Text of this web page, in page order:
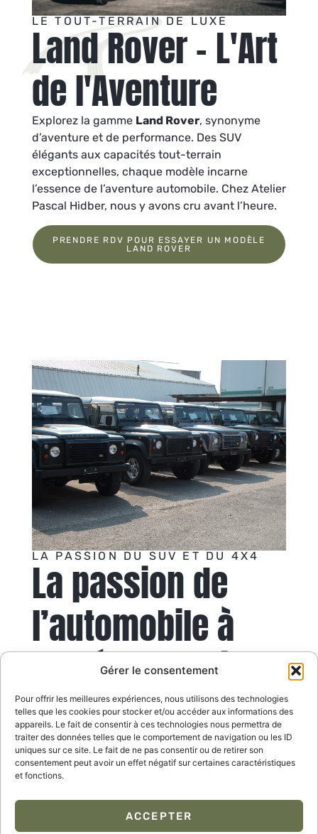
Gérer le consentement
Pour offrir les meilleures expériences, nous utilisons des technologies
telles que les cookies pour stocker et/ou accéder aux informations des
appareils. Le fait de consentir à ces technologies nous permettra de
traiter des données telles que le comportement de navigation ou les ID
uniques sur ce site. Le fait de ne pas consentir ou de retirer son
consentement peut avoir un effet négatif sur certaines caractéristiques
et fonctions.
ACCEPTER
LE TOUT-TERRAIN DE LUXE
Land Rover - L'Art
de l'Aventure
Explorez la gamme Land Rover, synonyme
d’aventure et de performance. Des SUV
élégants aux capacités tout-terrain
exceptionnelles, chaque modèle incarne
l’essence de l’aventure automobile. Chez Atelier
Pascal Hidber, nous y avons cru avant l’heure.
PRENDRE RDV POUR ESSAYER UN MODÈLE
LAND ROVER
LA PASSION DU SUV ET DU 4X4
La passion de
l’automobile à
portée de mains
Notre équipe passionnée est là pour vous
guider dans le choix du véhicule qui
correspond à vos besoins et à votre style de
vie. Prenez rendez-vous avec l’Atelier Pascal
Hidber pour venir essayer l’un de nos modèles